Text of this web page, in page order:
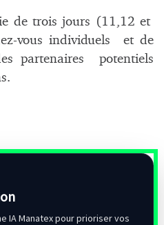
de trois jours (11,12 et
vous individuels et de
partenaires potentiels
IA Manatex pour prioriser vos